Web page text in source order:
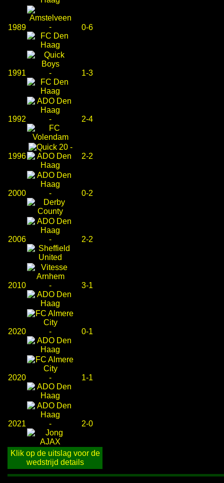
1989 - 0-6
1991 - 1-3
1992 - 2-4
1996
-
2-2
2000 - 0-2
2006 - 2-2
2010 - 3-1
2020 - 0-1
2020 - 1-1
2021 - 2-0
Klik op de uitslag voor de
wedstrijd details